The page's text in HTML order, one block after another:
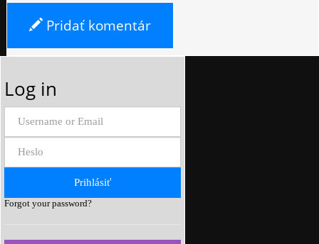
Pridať komentár
Log in
Forgot your password?